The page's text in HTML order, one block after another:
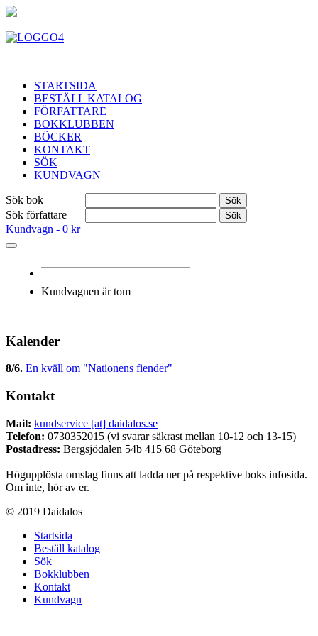
STARTSIDA
BESTÄLL KATALOG
FÖRFATTARE
BOKKLUBBEN
BÖCKER
KONTAKT
SÖK
KUNDVAGN
Sök bok Sök
Sök författare Sök
Kundvagn - 0 kr
Kundvagnen är tom
Kalender
8/6. En kväll om "Nationens fiender"
Kontakt
Mail: kundservice [at] daidalos.se
Telefon: 0730352015 (vi svarar säkrast mellan 10-12 och 13-15)
Postadress: Bergsjödalen 54b 415 68 Göteborg
Högupplösta omslag finns att ladda ner på respektive boks infosida.
Om inte, hör av er.
© 2019 Daidalos
Startsida
Beställ katalog
Sök
Bokklubben
Kontakt
Kundvagn